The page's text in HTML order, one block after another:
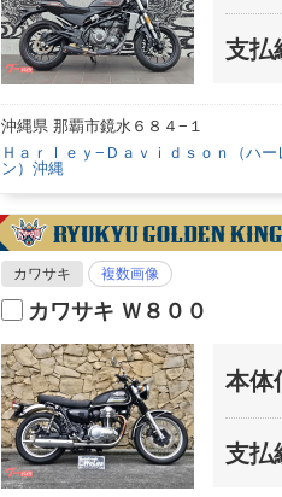
支払
沖縄県 那覇市鏡水６８４−１
Ｈａｒｌｅｙ−Ｄａｖｉｄｓｏｎ（ハー
ン）沖縄
カワサキ 複数画像
カワサキ Ｗ８００
本体
支払